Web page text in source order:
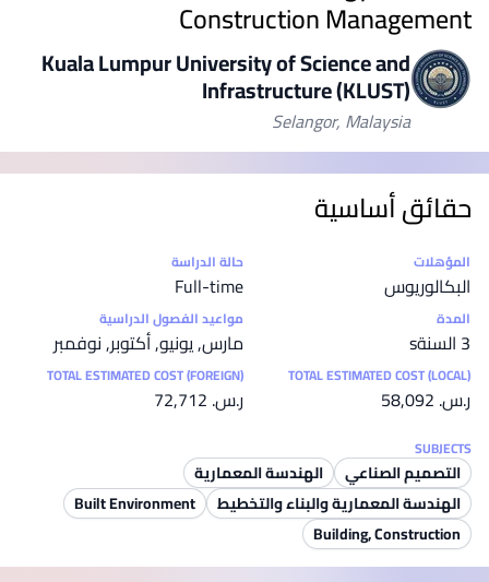
Construction Management
Kuala Lumpur University of Science and
Infrastructure (KLUST)
Selangor, Malaysia
حقائق أساسية
إحصائيات
المؤهلات
البكالوريوس
حالة الدراسة
Full-time
المدة
3 السنةs
مواعيد الفصول الدراسية
مارس, يونيو, أكتوبر, نوفمبر
TOTAL ESTIMATED COST (LOCAL)
ر.س.‏ 58,092
TOTAL ESTIMATED COST (FOREIGN)
ر.س.‏ 72,712
SUBJECTS
التصميم الصناعي
الهندسة المعمارية
الهندسة المعمارية والبناء والتخطيط
Built Environment
Building, Construction